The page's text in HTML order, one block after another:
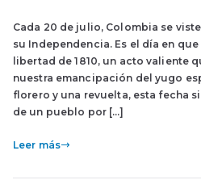
Cada 20 de julio, Colombia se
su Independencia. Es el día en
libertad de 1810, un acto valiente
nuestra emancipación del yugo
florero y una revuelta, esta fecha
de un pueblo por […]
Leer más